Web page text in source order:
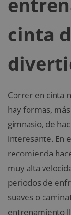
cinta
Correr en cinta
hay formas,
gimnasio, de
interesante. En
recomienda
muy alta
periodos de
suaves o
entrenamiento